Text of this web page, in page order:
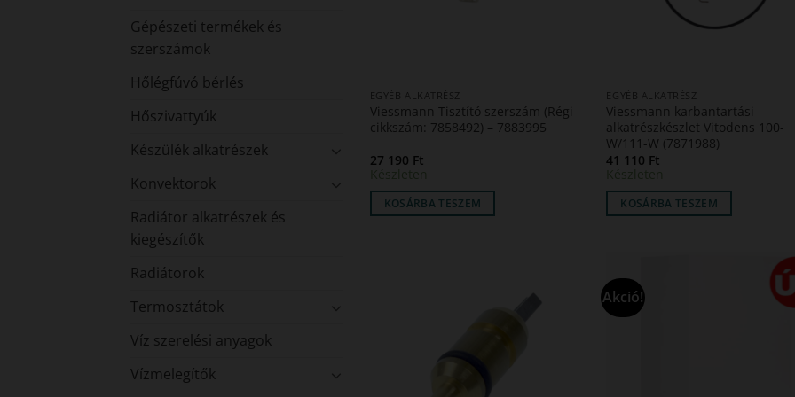
Gépészeti termékek és
szerszámok
Hőlégfúvó bérlés
Hőszivattyúk
Készülék alkatrészek
Konvektorok
Radiátor alkatrészek és
kiegészítők
Radiátorok
Termosztátok
Víz szerelési anyagok
Vízmelegítők
EGYÉB ALKATRÉSZ
Viessmann Tisztító szerszám (Régi
cikkszám: 7858492) – 7883995
27 190 Ft
KOSÁRBA TESZEM
EGYÉB ALKATRÉSZ
Viessmann karbantartási
alkatrészkészlet Vitodens 100-
W/111-W (7871988)
41 110 Ft
KOSÁRBA TESZEM
Akció!